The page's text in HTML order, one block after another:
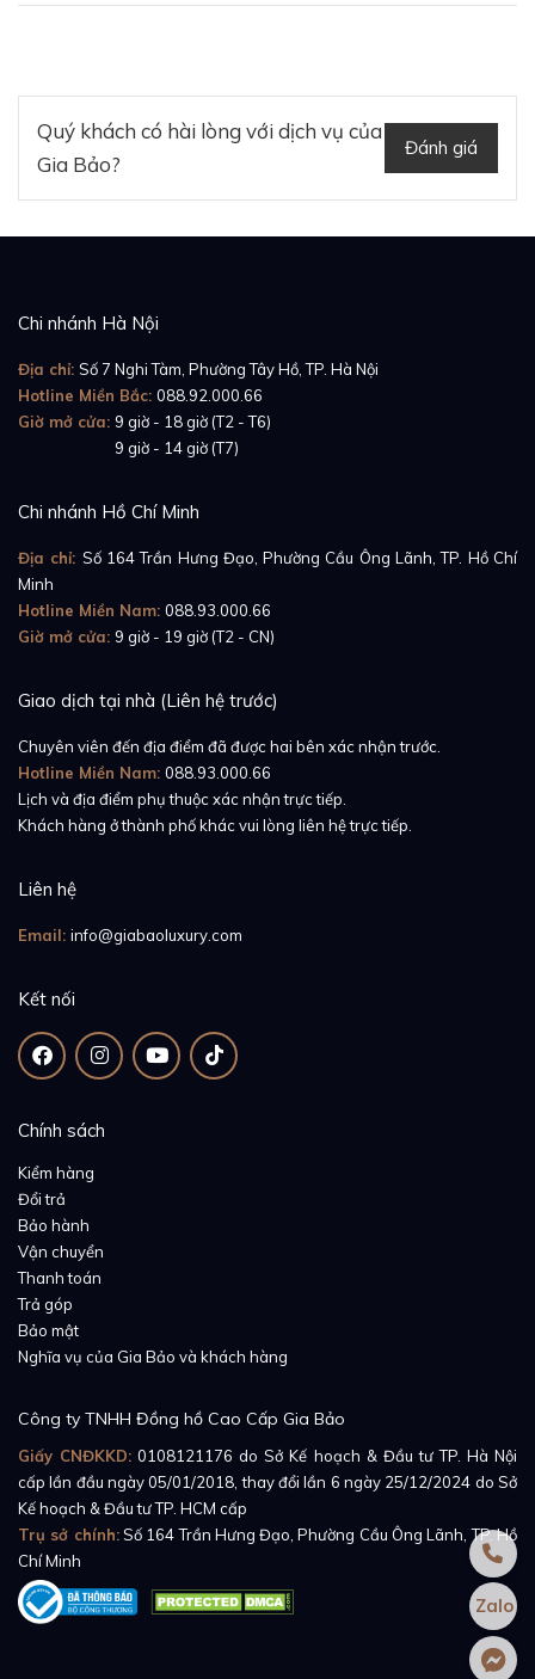
tục.
Quý khách có hài lòng với dịch vụ của
Gia Bảo?
Đánh giá
Chi nhánh Hà Nội
Địa chỉ: Số 7 Nghi Tàm, Phường Tây Hồ, TP. Hà Nội
Hotline Miền Bắc: 088.92.000.66
Giờ mở cửa: 9 giờ - 18 giờ (T2 - T6)
9 giờ - 14 giờ (T7)
Chi nhánh Hồ Chí Minh
Địa chỉ: Số 164 Trần Hưng Đạo, Phường Cầu Ông Lãnh, TP. Hồ Chí
Minh
Hotline Miền Nam: 088.93.000.66
Giờ mở cửa: 9 giờ - 19 giờ (T2 - CN)
Giao dịch tại nhà (Liên hệ trước)
Chuyên viên đến địa điểm đã được hai bên xác nhận trước.
Hotline Miền Nam: 088.93.000.66
Lịch và địa điểm phụ thuộc xác nhận trực tiếp.
Khách hàng ở thành phố khác vui lòng liên hệ trực tiếp.
Liên hệ
Email: info@giabaoluxury.com
Kết nối
Chính sách
Kiểm hàng
Đổi trả
Bảo hành
Vận chuyển
Thanh toán
Trả góp
Bảo mật
Nghĩa vụ của Gia Bảo và khách hàng
Công ty TNHH Đồng hồ Cao Cấp Gia Bảo
Giấy CNĐKKD: 0108121176 do Sở Kế hoạch & Đầu tư TP. Hà Nội
cấp lần đầu ngày 05/01/2018, thay đổi lần 6 ngày 25/12/2024 do Sở
Kế hoạch & Đầu tư TP. HCM cấp
Trụ sở chính:Số 164 Trần Hưng Đạo, Phường Cầu Ông Lãnh, TP. Hồ
Chí Minh
Zalo